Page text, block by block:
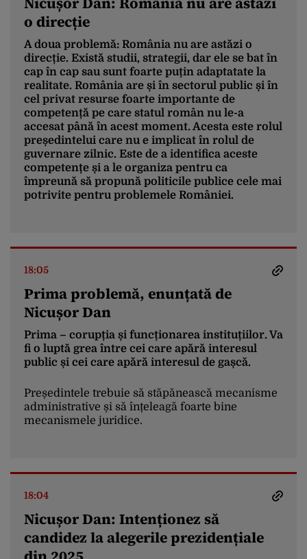
o direcție
A doua problemă: România nu are astăzi o
direcție. Există studii, strategii, dar ele se bat în
cap în cap sau sunt foarte puțin adaptatate la
realitate. România are și în sectorul public și în
cel privat resurse foarte importante de
competență pe care statul român nu le-a
accesat până în acest moment. Acesta este rolul
președintelui care nu e implicat în rolul de
guvernare zilnic. Este de a identifica aceste
competențe și a le organiza pentru ca
împreună să propună politicile publice cele mai
potrivite pentru problemele României.
18:05
Prima problemă, enunțată de
Nicușor Dan
Prima – corupția și funcționarea instituțiilor. Va
fi o luptă grea între cei care apără interesul
public și cei care apără interesul de gașcă.
Președintele trebuie să stăpănească mecanisme
administrative și să înțeleagă foarte bine
mecanismele juridice.
18:04
Nicușor Dan: Intenționez să
candidez la alegerile prezidențiale